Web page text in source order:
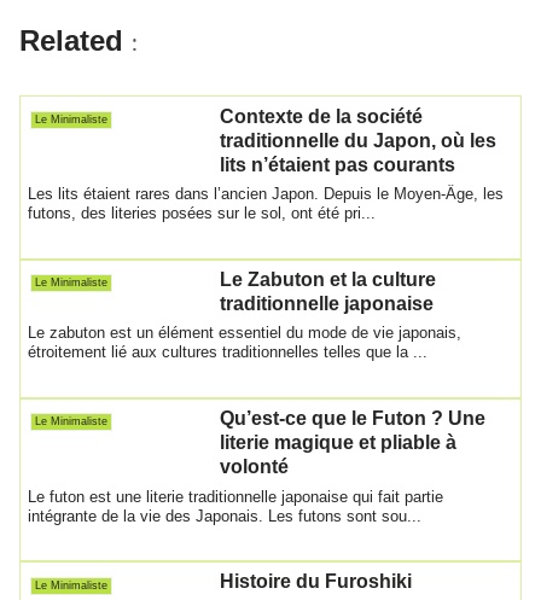
o
k
Related :
Le Minimaliste
Contexte de la société
traditionnelle du Japon, où les
lits n’étaient pas courants
Les lits étaient rares dans l’ancien Japon. Depuis le Moyen-Âge, les
futons, des literies posées sur le sol, ont été pri...
Le Minimaliste
Le Zabuton et la culture
traditionnelle japonaise
Le zabuton est un élément essentiel du mode de vie japonais,
étroitement lié aux cultures traditionnelles telles que la ...
Le Minimaliste
Qu’est-ce que le Futon ? Une
literie magique et pliable à
volonté
Le futon est une literie traditionnelle japonaise qui fait partie
intégrante de la vie des Japonais. Les futons sont sou...
Le Minimaliste Histoire du Furoshiki